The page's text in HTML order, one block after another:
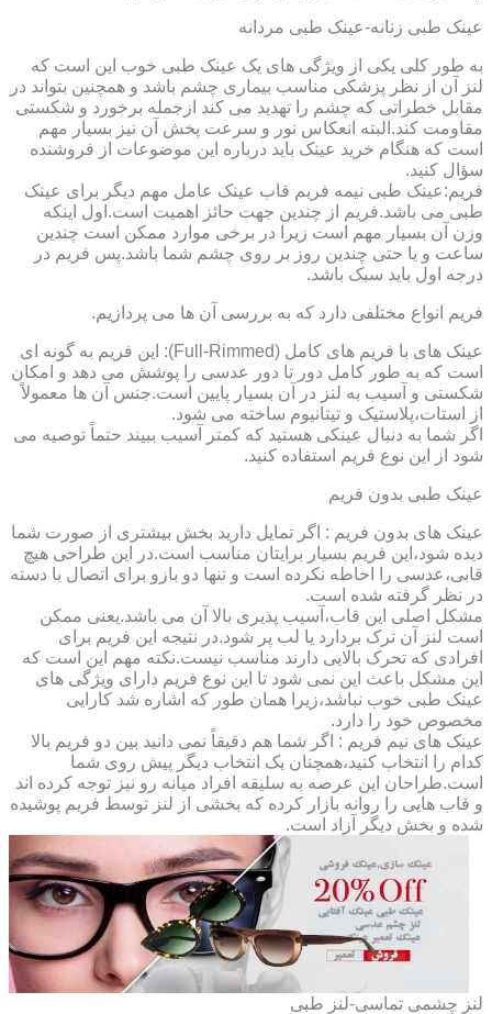
عینک طبی زنانه-عینک طبی مردانه
به طور کلی یکی از ویژگی های یک عینک طبی خوب این است که
لنز آن از نظر پزشکی مناسب بیماری چشم باشد و همچنین بتواند در
مقابل خطراتی که چشم را تهدید می کند ازجمله برخورد و شکستی
مقاومت کند.البته انعکاس نور و سرعت پخش آن نیز بسیار مهم
است که هنگام خرید عینک باید درباره این موضوعات از فروشنده
سؤال کنید.
فریم:عینک طبی نیمه فریم قاب عینک عامل مهم دیگر برای عینک
طبی می باشد.فریم از چندین جهت حائز اهمیت است.اول اینکه
وزن آن بسیار مهم است زیرا در برخی موارد ممکن است چندین
ساعت و یا حتی چندین روز بر روی چشم شما باشد.پس فریم در
درجه اول باید سبک باشد.
فریم انواع مختلفی دارد که به بررسی آن ها می پردازیم.
عینک های با فریم های کامل (Full-Rimmed): این فریم به گونه ای
است که به طور کامل دور تا دور عدسی را پوشش می دهد و امکان
شکستی و آسیب به لنز در آن بسیار پایین است.جنس آن ها معمولاً
از استات،پلاستیک و تیتانیوم ساخته می شود.
اگر شما به دنبال عینکی هستید که کمتر آسیب ببیند حتماً توصیه می
شود از این نوع فریم استفاده کنید.
عینک طبی بدون فریم
عینک های بدون فریم : اگر تمایل دارید بخش بیشتری از صورت شما
دیده شود،این فریم بسیار برایتان مناسب است.در این طراحی هیچ
قابی،عدسی را احاطه نکرده است و تنها دو بازو برای اتصال با دسته
در نظر گرفته شده است.
مشکل اصلی این قاب،آسیب پذیری بالا آن می باشد.یعنی ممکن
است لنز آن ترک بردارد یا لب پر شود.در نتیجه این فریم برای
افرادی که تحرک بالایی دارند مناسب نیست.نکته مهم این است که
این مشکل باعث این نمی شود تا این نوع فریم دارای ویژگی های
عینک طبی خوب نباشد،زیرا همان طور که اشاره شد کارایی
مخصوص خود را دارد.
عینک های نیم فریم : اگر شما هم دقیقاً نمی دانید بین دو فریم بالا
کدام را انتخاب کنید،همچنان یک انتخاب دیگر پیش روی شما
است.طراحان این عرصه به سلیقه افراد میانه رو نیز توجه کرده اند
و قاب هایی را روانه بازار کرده که بخشی از لنز توسط فریم پوشیده
شده و بخش دیگر آزاد است.
لنز چشمی تماسی-لنز طبی